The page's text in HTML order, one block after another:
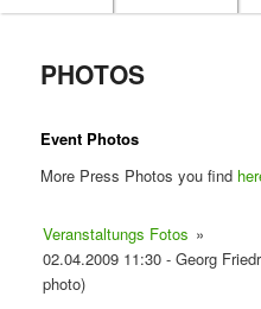
PHOTOS
Event Photos
More Press Photos you find
Veranstaltungs Fotos »
02.04.2009 11:30 - Georg
photo)